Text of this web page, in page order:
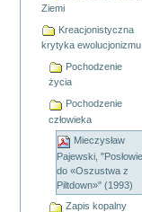
Ziemi
Kreacjonistyczna
krytyka ewolucjonizmu
Pochodzenie
życia
Pochodzenie
człowieka
Mieczysław
Pajewski, "Posłowie
do «Oszustwa z
Piltdown»" (1993)
Zapis kopalny